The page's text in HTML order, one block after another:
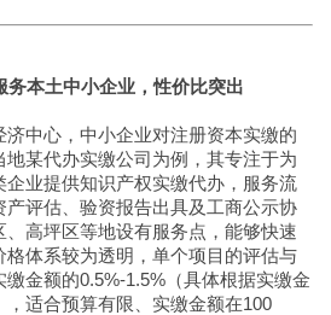
务本土中小企业，性价比突出
中心，中小企业对注册资本实缴的
某代办实缴公司为例，其专注于为
业提供知识产权实缴代办，服务流
评估、验资报告出具及工商公示协
高坪区等地设有服务点，能够快速
体系较为透明，单个项目的评估与
金额的0.5%-1.5%（具体根据实缴金
适合预算有限、实缴金额在100